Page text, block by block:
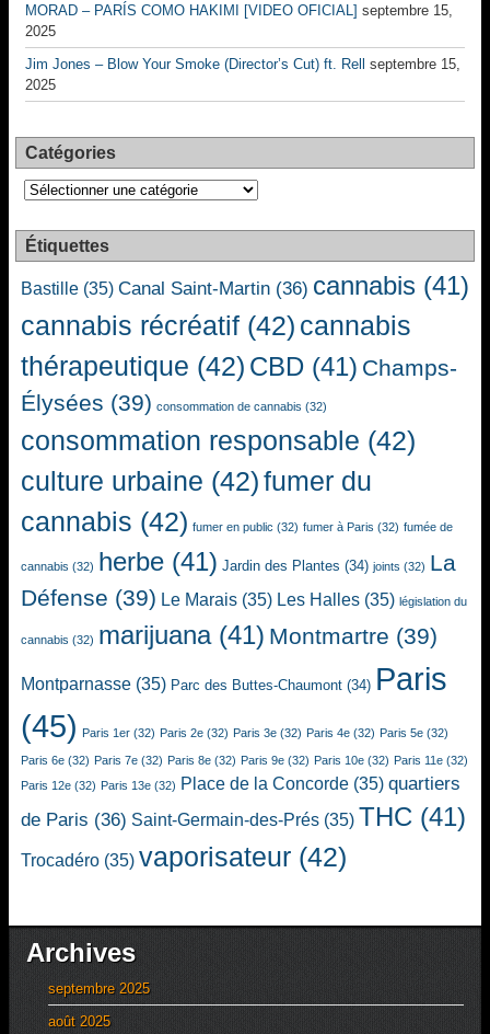
MORAD – PARÍS COMO HAKIMI [VIDEO OFICIAL] septembre 15,
2025
Jim Jones – Blow Your Smoke (Director’s Cut) ft. Rell
septembre 15,
2025
Catégories
Catégories
Étiquettes
Bastille (35) Canal Saint-Martin (36) cannabis (41)
cannabis récréatif (42) cannabis
thérapeutique (42) CBD (41) Champs-
Élysées (39) consommation de cannabis (32)
consommation responsable (42)
culture urbaine (42)fumer du
cannabis (42) fumer en public (32) fumer à Paris (32) fumée de
cannabis (32) herbe (41) Jardin des Plantes (34) joints (32) La
Défense (39) Le Marais (35) Les Halles (35) législation du
cannabis (32) marijuana(41) Montmartre (39)
Montparnasse (35) Parc des Buttes-Chaumont (34) Paris
(45) Paris 1er (32) Paris 2e (32) Paris 3e (32) Paris 4e (32) Paris 5e (32)
Paris 6e (32) Paris 7e (32) Paris 8e (32) Paris 9e (32) Paris 10e (32) Paris 11e (32)
Paris 12e (32) Paris 13e (32) Place de la Concorde (35) quartiers
de Paris (36) Saint-Germain-des-Prés (35) THC (41)
Trocadéro (35) vaporisateur (42)
Archives
septembre 2025
août 2025